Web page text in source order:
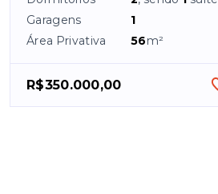
Garagens
1
Área Privativa
56m²
R$350.000,00